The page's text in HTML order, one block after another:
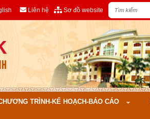
Liên hệ Sơ đồ website
TRÌNH-KẾ HOẠCH-BÁO CÁO